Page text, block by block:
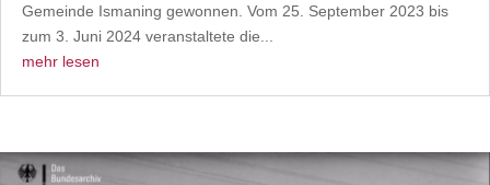
Gemeinde Ismaning gewonnen. Vom 25. September 2023 bis
zum 3. Juni 2024 veranstaltete die...
mehr lesen